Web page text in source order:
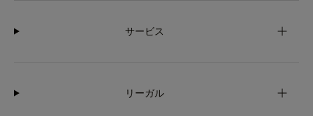
サービス
リーガル